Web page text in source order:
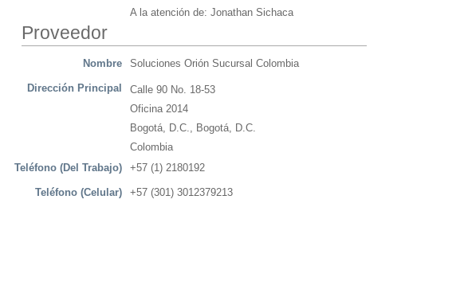
A la atención de: Jonathan Sichaca
Proveedor
Nombre Soluciones Orión Sucursal Colombia
Dirección Principal
Calle 90 No. 18-53
Oficina 2014
Bogotá, D.C., Bogotá, D.C.
Colombia
Teléfono (Del Trabajo)
+57 (1) 2180192
Teléfono (Celular) +57 (301) 3012379213